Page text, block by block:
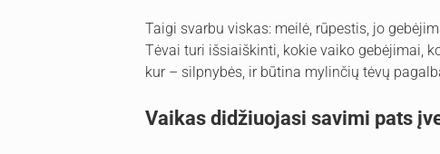
Taigi svarbu viskas: meilė, rūpestis, jo
Tėvai turi išsiaiškinti, kokie vaiko gebėjimai,
kur – silpnybės, ir būtina mylinčių tėvų
Vaikas didžiuojasi savimi pats